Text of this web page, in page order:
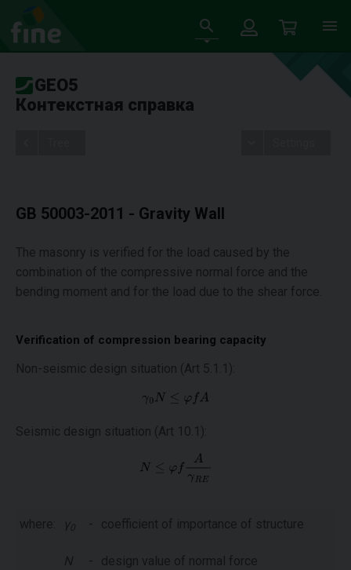
GEO5
Контекстная справка
GB 50003-2011 - Gravity Wall
The masonry is verified for the load caused by the
combination of the compressive normal force and the
bending moment and for the load due to the shear force.
Verification of compression bearing capacity
Non-seismic design situation (Art 5.1.1):
Seismic design situation (Art 10.1):
where: γ - coefficient of importance of structure
N - design value of normal force